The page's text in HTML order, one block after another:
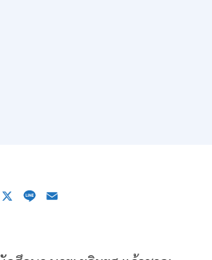
Facebook
X Line